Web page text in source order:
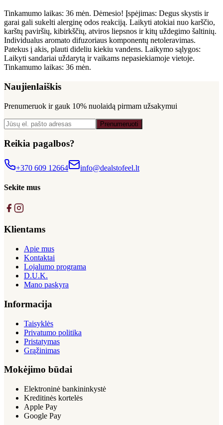
Tinkamumo laikas: 36 mėn. Dėmesio! Įspėjimas: Degus skystis ir
garai gali sukelti alerginę odos reakciją. Laikyti atokiai nuo karščio,
karštų paviršių, kibirkščių, atviros liepsnos ir kitų uždegimo šaltinių.
Individualus aromato difuzoriaus komponentų netoleravimas.
Patekus į akis, plauti dideliu kiekiu vandens. Laikymo sąlygos:
Laikyti sandariai uždarytą ir vaikams nepasiekiamoje vietoje.
Tinkamumo laikas: 36 mėn.
Naujienlaiškis
Prenumeruok ir gauk 10% nuolaidą pirmam užsakymui
Prenumeruoti
Reikia pagalbos?
+370 609 12664 info@dealstofeel.lt
Sekite mus
Klientams
Apie mus
Kontaktai
Lojalumo programa
D.U.K.
Mano paskyra
Informacija
Taisyklės
Privatumo politika
Pristatymas
Grąžinimas
Mokėjimo būdai
Elektroninė bankininkystė
Kreditinės kortelės
Apple Pay
Google Pay